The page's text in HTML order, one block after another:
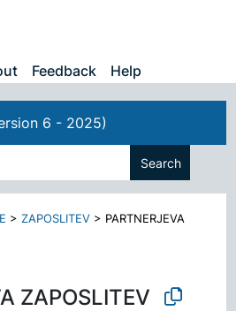
Feedback Help
6 - 2025)
Search
>ZAPOSLITEV > PARTNERJEVA
ZAPOSLITEV